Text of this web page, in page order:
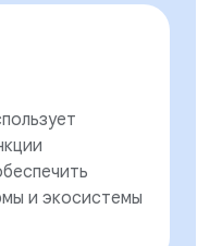
и экосистемы